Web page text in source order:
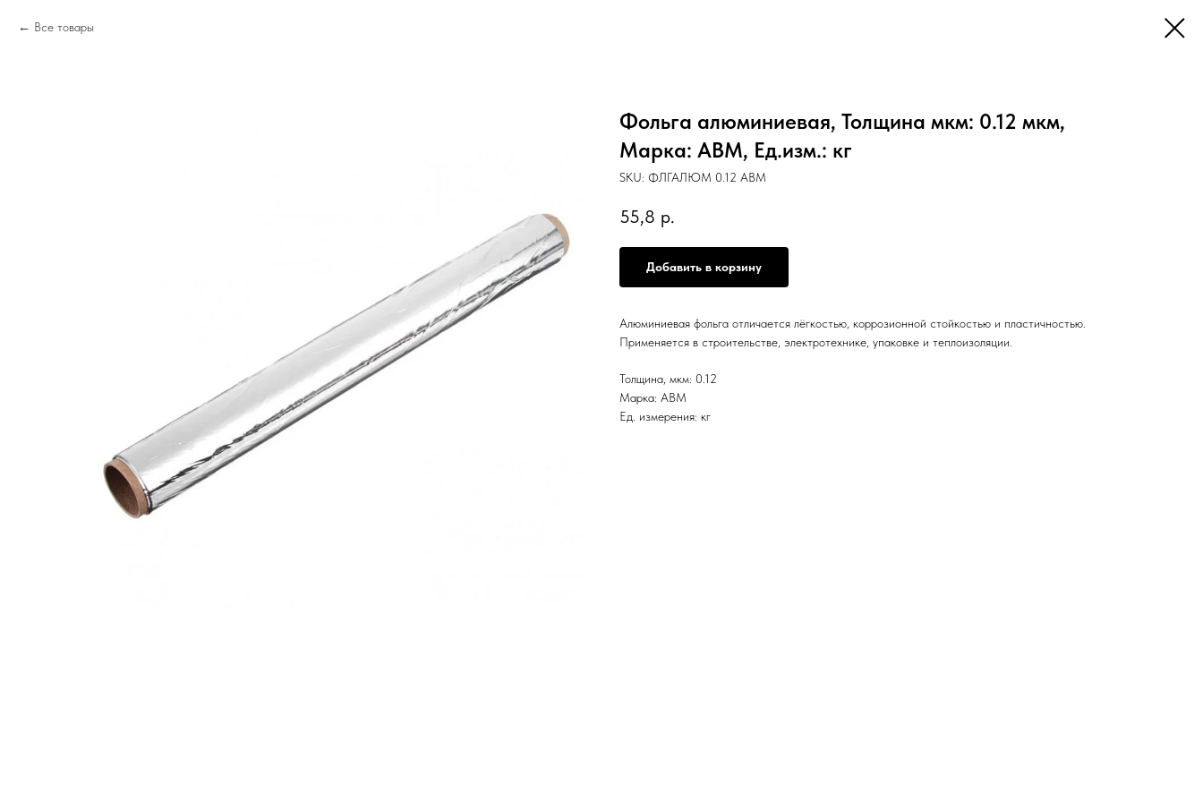
Все товары
Фольга алюминиевая, Толщина мкм: 0.12 мкм,
Марка: АВМ, Ед.изм.: кг
SKU: ФЛГАЛЮМ 0.12 АВМ
55,8 р.
Добавить в корзину
Алюминиевая фольга отличается лёгкостью, коррозионной стойкостью и пластичностью.
Применяется в строительстве, электротехнике, упаковке и теплоизоляции.
Толщина, мкм: 0.12
Марка: АВМ
Ед. измерения: кг